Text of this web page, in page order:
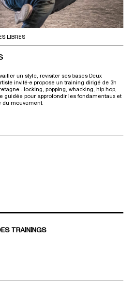
LIBRES
un style, revisiter ses bases Deux
invité·e propose un training dirigé de 3h
: locking, popping, whacking, hip hop,
guidée pour approfondir les fondamentaux et
du mouvement.
TRAININGS